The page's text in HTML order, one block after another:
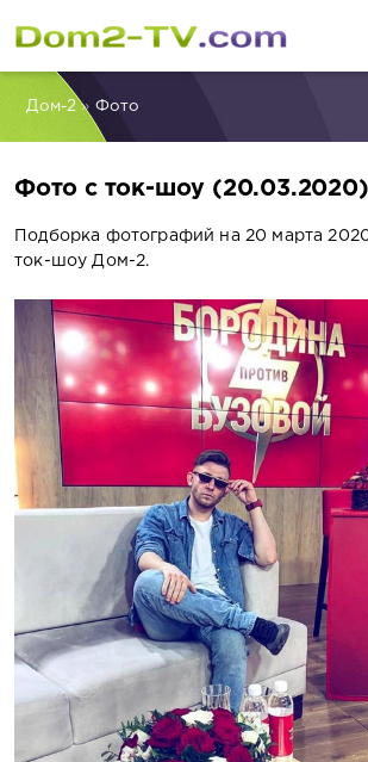
Дом-2» Фото
Фото с ток-шоу (20.03.2020)
Подборка фотографий на 20 марта
ток-шоу Дом-2.